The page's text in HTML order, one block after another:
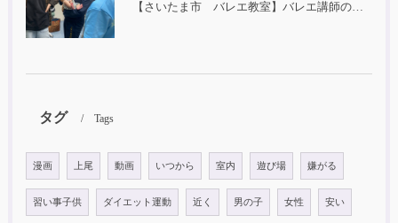
【さいたま市 バレエ教室】バレエ講師の子育て
タグ Tags
漫画 上尾 動画 いつから 室内 遊び場 嫌がる
習い事子供 ダイエット運動 近く 男の子 女性 安い